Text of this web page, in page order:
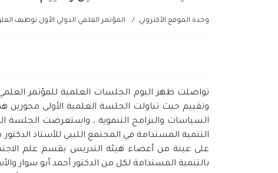
وحدة الموقع الأكتروني المؤتمر العلمي الدولي الأول توظيف
تواصلت ظهر اليوم الجلسات العلمية للمؤتمر العلمي
وتقييم حيث تناولت الجلسة العلمية الأولى محورين
السياسات والبرامج التنموية ، واستعرضت الجلسة
التنمية المستدامة في المجتمع الليبي للأستاذ
على عينة من أعضاء هيئة التدريس بقسم علم
بالتنمية المستدامة لكل من الدكتور أحمد أبو سوار